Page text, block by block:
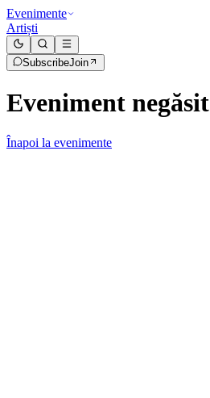
Evenimente
Artiști
SubscribeJoin
Eveniment negăsit
Înapoi la evenimente